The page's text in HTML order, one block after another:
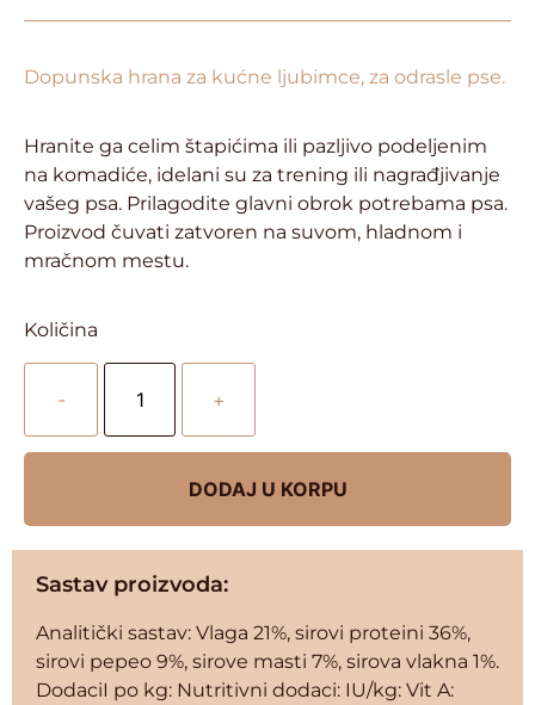
Dopunska hrana za kućne ljubimce, za odrasle pse.
Hranite ga celim štapićima ili pazljivo podeljenim
na komadiće, idelani su za trening ili nagrađjivanje
vašeg psa. Prilagodite glavni obrok potrebama psa.
Proizvod čuvati zatvoren na suvom, hladnom i
mračnom mestu.
Količina
- +
DODAJ U KORPU
Sastav proizvoda:
Analitički sastav: Vlaga 21%, sirovi proteini 36%,
sirovi pepeo 9%, sirove masti 7%, sirova vlakna 1%.
DodaciI po kg: Nutritivni dodaci: IU/kg: Vit A: